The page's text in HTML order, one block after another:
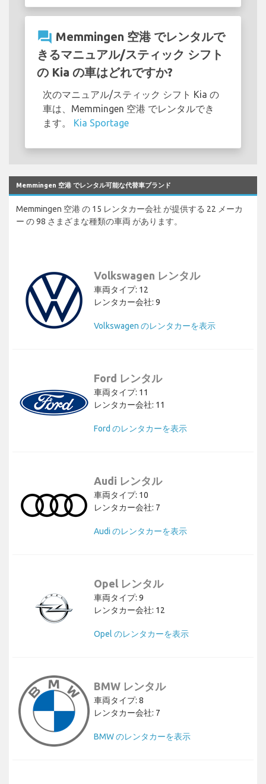
question_answer Memmingen 空港 でレンタルで
きるマニュアル/スティック シフト
の Kia の車はどれですか?
次のマニュアル/スティック シフト Kia の
車は、Memmingen 空港 でレンタルでき
ます。 Kia Sportage
Memmingen 空港 でレンタル可能な代替車ブランド
Memmingen 空港 の 15 レンタカー会社 が提供する 22 メーカ
ー の 98 さまざまな種類の車両 があります。
Volkswagen レンタル
車両タイプ: 12
レンタカー会社: 9
Volkswagen のレンタカーを表示
Ford レンタル
車両タイプ: 11
レンタカー会社: 11
Ford のレンタカーを表示
Audi レンタル
車両タイプ: 10
レンタカー会社: 7
Audi のレンタカーを表示
Opel レンタル
車両タイプ: 9
レンタカー会社: 12
Opel のレンタカーを表示
BMW レンタル
車両タイプ: 8
レンタカー会社: 7
BMW のレンタカーを表示